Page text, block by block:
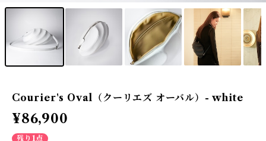
Courier's Oval（クーリエズ オーバル）- white
¥86,900
残り1点